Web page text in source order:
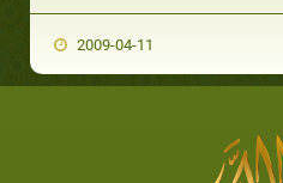
2009-04-11